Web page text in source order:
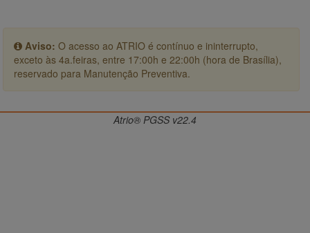
Aviso: O acesso ao ATRIO é contínuo e ininterrupto,
exceto às 4a.feiras, entre 17:00h e 22:00h (hora de Brasília),
reservado para Manutenção Preventiva.
Atrio® PGSS v22.4